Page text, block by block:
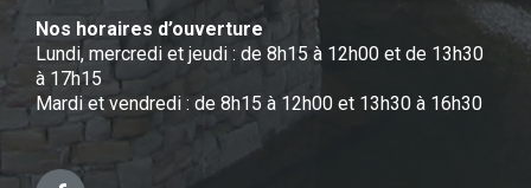
Nos horaires d’ouverture
Lundi, mercredi et jeudi : de 8h15 à 12h00 et de 13h30
à 17h15
Mardi et vendredi : de 8h15 à 12h00 et 13h30 à 16h30